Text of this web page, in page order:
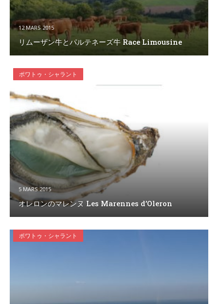
12 MARS 2015
リムーザン牛とパルテネーズ牛 Race Limousine
ポワトゥ・シャラント
5 MARS 2015
オレロンのマレンヌ Les Marennes d’Oleron
ポワトゥ・シャラント